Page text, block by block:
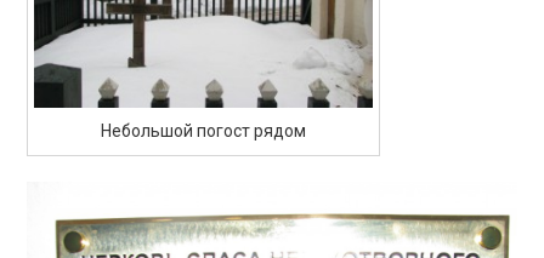
Небольшой погост рядом